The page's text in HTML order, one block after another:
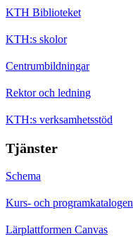
KTH Biblioteket
KTH:s skolor
Centrumbildningar
Rektor och ledning
KTH:s verksamhetsstöd
Tjänster
Schema
Kurs- och programkatalogen
Lärplattformen Canvas